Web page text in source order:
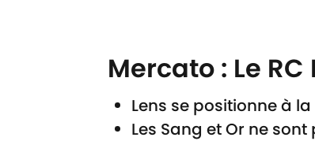
Mercato : Le
Lens se positionne à la
Les Sang et Or ne